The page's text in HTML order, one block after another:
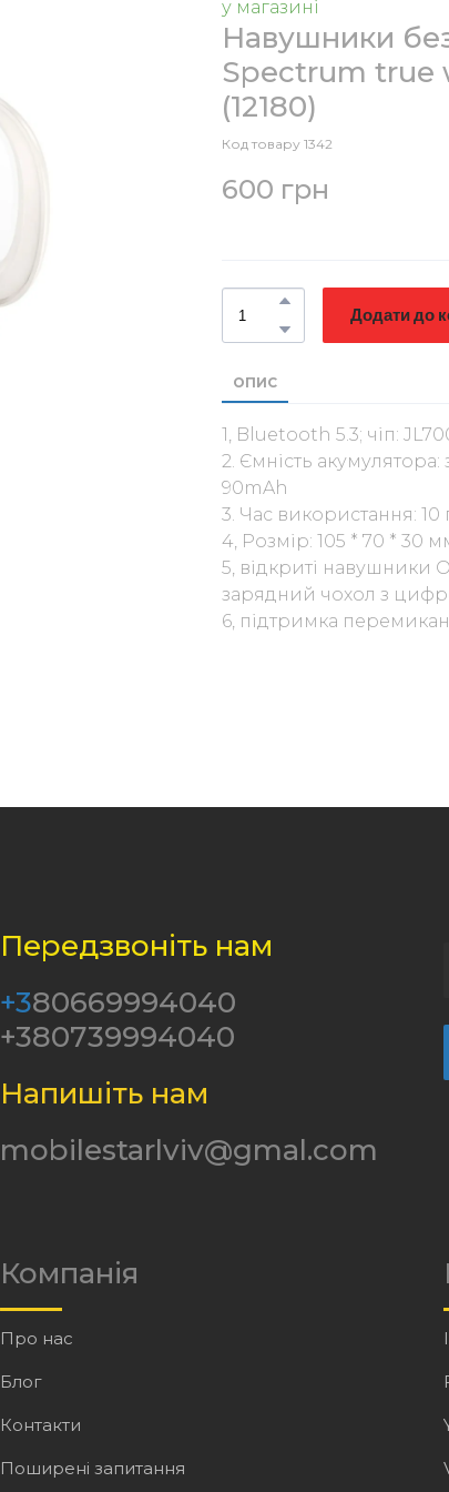
у магазині
Навушники
Spectrum true
(12180)
Код товару 1342
600 грн
Додати до
ОПИС
1, Bluetooth 5.3; чіп:
2. Ємність
90mAh
3. Час використання: 10
4, Розмір: 105 * 70 * 30
5, відкриті навушники
зарядний чохол з
6, підтримка
Передзвоніть нам
+380669994040
+380739994040
Напишіть нам
mobilestarlviv@gmal.com
Компанія
Про нас
Блог
Контакти
Поширені запитання